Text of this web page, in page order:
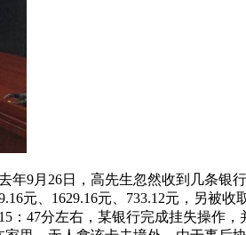
9月26日，高先生忽然收到几条银
元、1629.16元、733.12元，另被收
：47分左右，某银行完成挂失操作，